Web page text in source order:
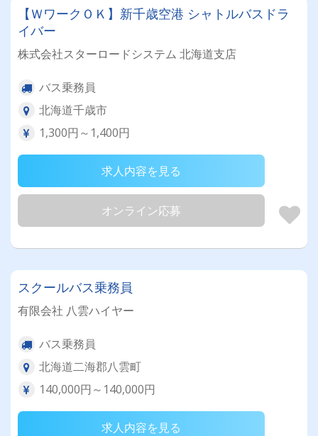
【ＷワークＯＫ】新千歳空港 シャトルバスドラ
イバー
株式会社スターロードシステム 北海道支店
バス乗務員
北海道千歳市
1,300円～1,400円
求人内容を見る
オンライン応募
スクールバス乗務員
有限会社 八雲ハイヤー
バス乗務員
北海道二海郡八雲町
140,000円～140,000円
求人内容を見る